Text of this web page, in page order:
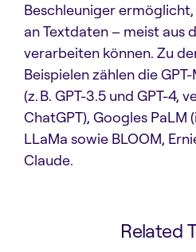
Beschleuniger
an Textdaten – meist aus
verarbeiten können. Zu
Beispielen zählen die
(z. B. GPT-3.5 und GPT-4,
ChatGPT), Googles PaLM
LLaMa sowie BLOOM,
Claude.
Related